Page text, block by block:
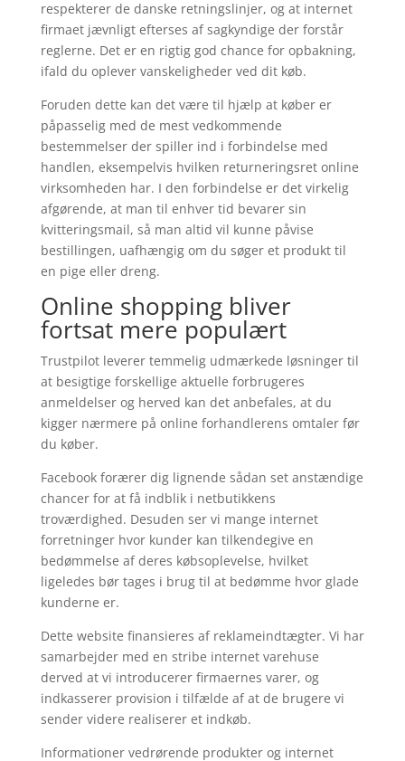
respekterer de danske retningslinjer, og at internet
firmaet jævnligt efterses af sagkyndige der forstår
reglerne. Det er en rigtig god chance for opbakning,
ifald du oplever vanskeligheder ved dit køb.
Foruden dette kan det være til hjælp at køber er
påpasselig med de mest vedkommende
bestemmelser der spiller ind i forbindelse med
handlen, eksempelvis hvilken returneringsret online
virksomheden har. I den forbindelse er det virkelig
afgørende, at man til enhver tid bevarer sin
kvitteringsmail, så man altid vil kunne påvise
bestillingen, uafhængig om du søger et produkt til
en pige eller dreng.
Online shopping bliver
fortsat mere populært
Trustpilot leverer temmelig udmærkede løsninger til
at besigtige forskellige aktuelle forbrugeres
anmeldelser og herved kan det anbefales, at du
kigger nærmere på online forhandlerens omtaler før
du køber.
Facebook forærer dig lignende sådan set anstændige
chancer for at få indblik i netbutikkens
troværdighed. Desuden ser vi mange internet
forretninger hvor kunder kan tilkendegive en
bedømmelse af deres købsoplevelse, hvilket
ligeledes bør tages i brug til at bedømme hvor glade
kunderne er.
Dette website finansieres af reklameindtægter. Vi har
samarbejder med en stribe internet varehuse
derved at vi introducerer firmaernes varer, og
indkasserer provision i tilfælde af at de brugere vi
sender videre realiserer et indkøb.
Informationer vedrørende produkter og internet